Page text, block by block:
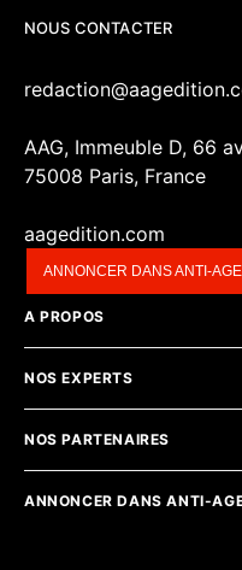
NOUS CONTACTER
AAG, Immeuble D, 66
75008 Paris, France
aagedition.com
ANNONCER DANS ANTI-
A PROPOS
NOS EXPERTS
NOS PARTENAIRES
ANNONCER DANS ANTI-